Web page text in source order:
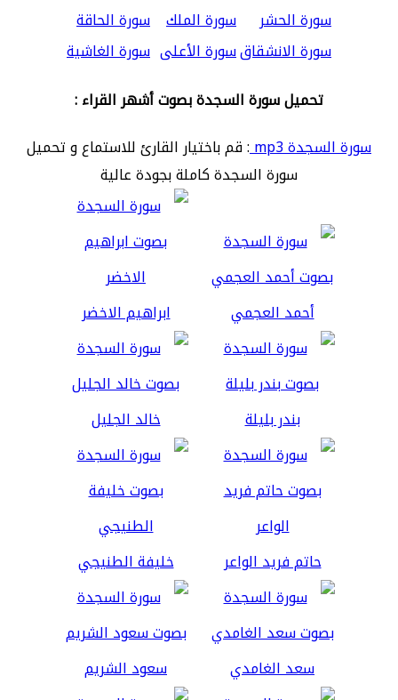
سورة الحشر
سورة الملك سورة الحاقة
سورة الانشقاقسورة الأعلى سورة الغاشية
تحميل سورة السجدة بصوت أشهر القراء :
سورة السجدة mp3
: قم باختيار القارئ للاستماع و تحميل
سورة السجدة كاملة بجودة عالية
أحمد العجمي ابراهيم الاخضر
بندر بليلة خالد الجليل
حاتم فريد الواعر خليفة الطنيجي
سعد الغامدي سعود الشريم